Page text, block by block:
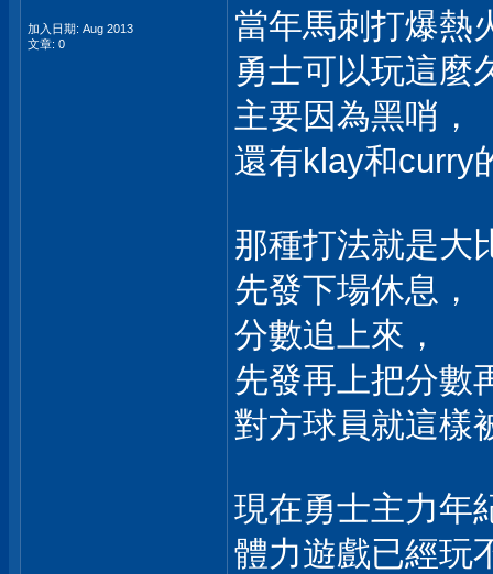
加入日期: Aug 2013
文章: 0
當年馬刺打爆熱
勇士可以玩這麼
主要因為黑哨，
還有klay和curry
那種打法就是大
先發下場休息，
分數追上來，
先發再上把分數
對方球員就這樣
現在勇士主力年
體力遊戲已經玩